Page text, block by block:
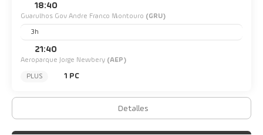
18:40
Guarulhos Gov Andre Franco Montouro (GRU)
3h
21:40
Aeroparque Jorge Newbery (AEP)
PLUS 1 PC
Detalles